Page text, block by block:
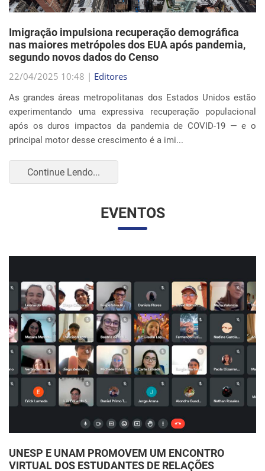
nas maiores metrópoles dos EUA após pandemia,
segundo novos dados do Censo
22/04/2025 10:48 |Editores
As grandes áreas metropolitanas dos Estados Unidos estão
experimentando uma expressiva recuperação populacional
após os duros impactos da pandemia de COVID-19 — e o
principal motor desse crescimento é a imi...
Continue Lendo...
VIRTUAL DOS ESTUDANTES DE RELAÇÕES
INTERNACIONAIS